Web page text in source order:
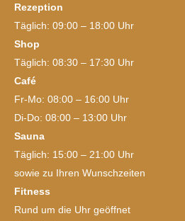
Rezeption
Täglich: 09:00 – 18:00 Uhr
Shop
Täglich: 08:30 – 17:30 Uhr
Café
Fr-Mo: 08:00 – 16:00 Uhr
Di-Do: 08:00 – 13:00 Uhr
Sauna
Täglich: 15:00 – 21:00 Uhr
sowie zu Ihren Wunschzeiten
Fitness
Rund um die Uhr geöffnet